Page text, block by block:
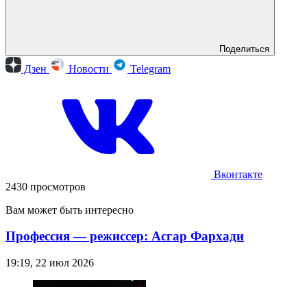
Поделиться
Дзен Новости Telegram
Вконтакте
2430 просмотров
Вам может быть интересно
Профессия — режиссер: Асгар Фархади
19:19, 22 июл 2026